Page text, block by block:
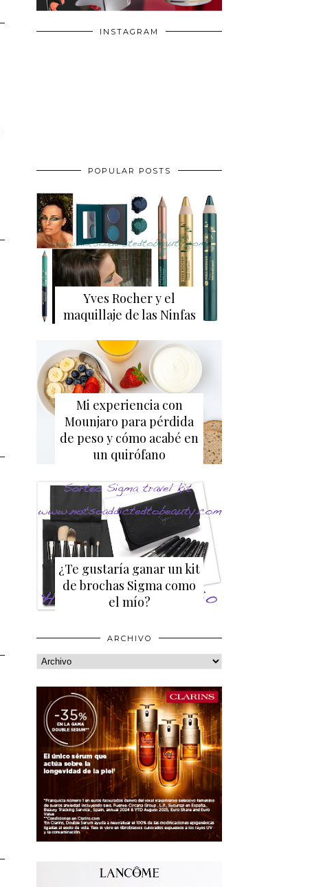
INSTAGRAM
POPULAR POSTS
Yves Rocher y el
maquillaje de las Ninfas
Mi experiencia con
Mounjaro para pérdida
de peso y cómo acabé en
un quirófano
¿Te gustaría ganar un kit
de brochas Sigma como
el mío?
ARCHIVO